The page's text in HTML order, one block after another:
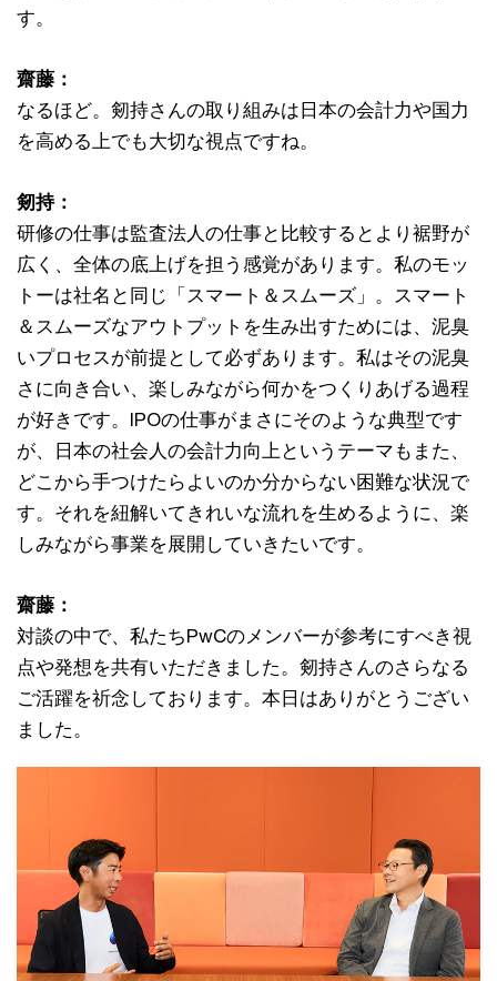
す。
齋藤：
なるほど。剱持さんの取り組みは日本の会計力や国力
を高める上でも大切な視点ですね。
剱持：
研修の仕事は監査法人の仕事と比較するとより裾野が
広く、全体の底上げを担う感覚があります。私のモッ
トーは社名と同じ「スマート＆スムーズ」。スマート
＆スムーズなアウトプットを生み出すためには、泥臭
いプロセスが前提として必ずあります。私はその泥臭
さに向き合い、楽しみながら何かをつくりあげる過程
が好きです。IPOの仕事がまさにそのような典型です
が、日本の社会人の会計力向上というテーマもまた、
どこから手つけたらよいのか分からない困難な状況で
す。それを紐解いてきれいな流れを生めるように、楽
しみながら事業を展開していきたいです。
齋藤：
対談の中で、私たちPwCのメンバーが参考にすべき視
点や発想を共有いただきました。剱持さんのさらなる
ご活躍を祈念しております。本日はありがとうござい
ました。